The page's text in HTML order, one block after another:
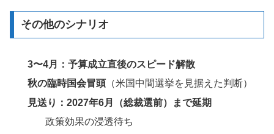
その他のシナリオ
3〜4月：予算成立直後のスピード解散
秋の臨時国会冒頭 （米国中間選挙を見据えた判断）
見送り：2027年6月（総裁選前）まで延期
政策効果の浸透待ち